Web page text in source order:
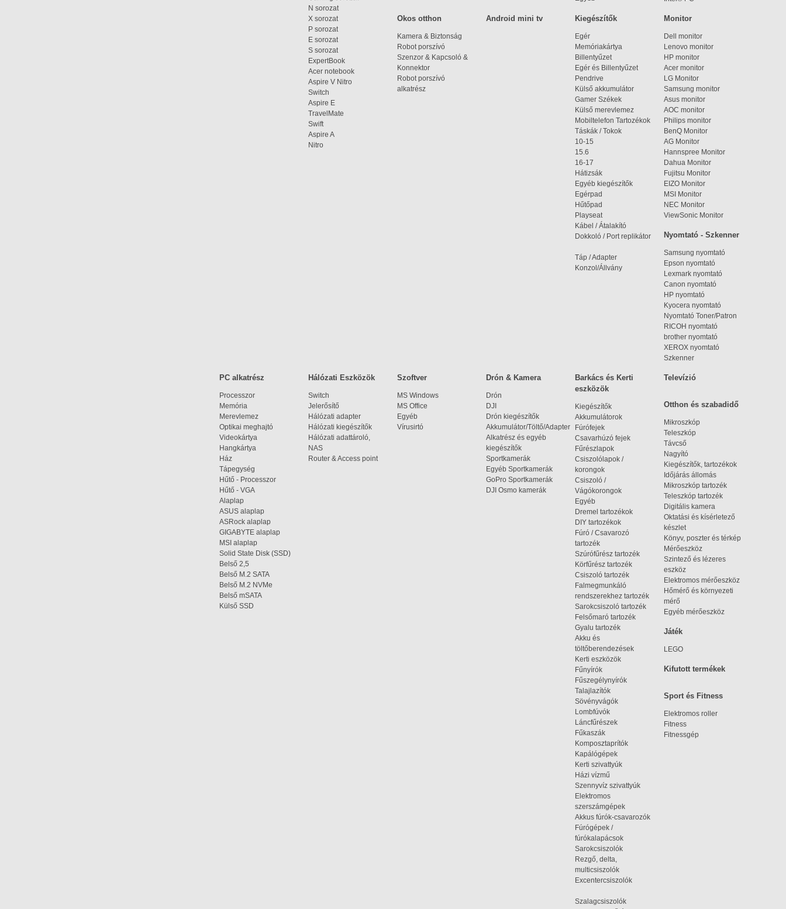
N sorozat
X sorozat
P sorozat
E sorozat
S sorozat
ExpertBook
Acer notebook
Aspire V Nitro
Switch
Aspire E
TravelMate
Swift
Aspire A
Nitro
Okos otthon
Kamera & Biztonság
Robot porszívó
Szenzor & Kapcsoló &
Konnektor
Robot porszívó
alkatrész
Android mini tv Kiegészítők
Egér
Memóriakártya
Billentyűzet
Egér és Billentyűzet
Pendrive
Külső akkumulátor
Gamer Székek
Külső merevlemez
Mobiltelefon Tartozékok
Táskák / Tokok
10-15
15.6
16-17
Hátizsák
Egyéb kiegészítők
Egérpad
Hűtőpad
Playseat
Kábel / Átalakító
Dokkoló / Port replikátor
Táp / Adapter
Konzol/Állvány
Monitor
Dell monitor
Lenovo monitor
HP monitor
Acer monitor
LG Monitor
Samsung monitor
Asus monitor
AOC monitor
Philips monitor
BenQ Monitor
AG Monitor
Hannspree Monitor
Dahua Monitor
Fujitsu Monitor
EIZO Monitor
MSI Monitor
NEC Monitor
ViewSonic Monitor
Nyomtató - Szkenner
Samsung nyomtató
Epson nyomtató
Lexmark nyomtató
Canon nyomtató
HP nyomtató
Kyocera nyomtató
Nyomtató Toner/Patron
RICOH nyomtató
brother nyomtató
XEROX nyomtató
Szkenner
PC alkatrész
Processzor
Memória
Merevlemez
Optikai meghajtó
Videokártya
Hangkártya
Ház
Tápegység
Hűtő - Processzor
Hűtő - VGA
Alaplap
ASUS alaplap
ASRock alaplap
GIGABYTE alaplap
MSI alaplap
Solid State Disk (SSD)
Belső 2,5
Belső M.2 SATA
Belső M.2 NVMe
Belső mSATA
Külső SSD
Hálózati Eszközök
Switch
Jelerősítő
Hálózati adapter
Hálózati kiegészítők
Hálózati adattároló,
NAS
Router & Access point
Szoftver
MS Windows
MS Office
Egyéb
Vírusirtó
Drón & Kamera
Drón
DJI
Drón kiegészítők
Akkumulátor/Töltő/Adapter
Alkatrész és egyéb
kiegészítők
Sportkamerák
Egyéb Sportkamerák
GoPro Sportkamerák
DJI Osmo kamerák
Barkács és Kerti
eszközök
Kiegészítők
Akkumulátorok
Fúrófejek
Csavarhúzó fejek
Fűrészlapok
Csiszolólapok /
korongok
Csiszoló /
Vágókorongok
Egyéb
Dremel tartozékok
DIY tartozékok
Fúró / Csavarozó
tartozék
Szúrófűrész tartozék
Körfűrész tartozék
Csiszoló tartozék
Falmegmunkáló
rendszerekhez tartozék
Sarokcsiszoló tartozék
Felsőmaró tartozék
Gyalu tartozék
Akku és
töltőberendezések
Kerti eszközök
Fűnyírók
Fűszegélynyírók
Talajlazítók
Sövényvágók
Lombfúvók
Láncfűrészek
Fűkaszák
Komposztaprítók
Kapálógépek
Kerti szivattyúk
Házi vízmű
Szennyvíz szivattyúk
Elektromos
szerszámgépek
Akkus fúrók-csavarozók
Fúrógépek /
fúrókalapácsok
Sarokcsiszolók
Rezgő, delta,
multicsiszolók
Excentercsiszolók
Szalagcsiszolók
Televízió
Otthon és szabadidő
Mikroszkóp
Teleszkóp
Távcső
Nagyító
Kiegészítők, tartozékok
Időjárás állomás
Mikroszkóp tartozék
Teleszkóp tartozék
Digitális kamera
Oktatási és kísérletező
készlet
Könyv, poszter és térkép
Mérőeszköz
Szintező és lézeres
eszköz
Elektromos mérőeszköz
Hőmérő és környezeti
mérő
Egyéb mérőeszköz
Játék
LEGO
Kifutott termékek
Sport és Fitness
Elektromos roller
Fitness
Fitnessgép